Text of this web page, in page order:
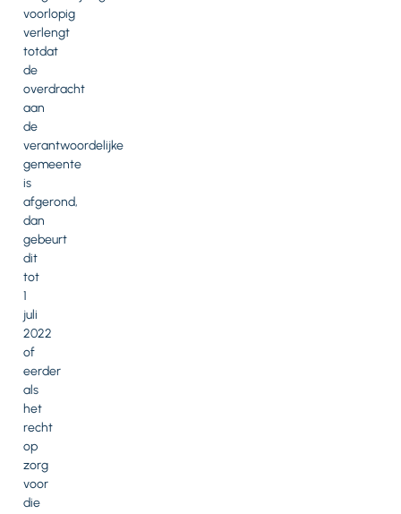
voorlopig
verlengt
totdat
de
overdracht
aan
de
verantwoordelijke
gemeente
is
afgerond,
dan
gebeurt
dit
tot
1
juli
2022
of
eerder
als
het
recht
op
zorg
voor
die